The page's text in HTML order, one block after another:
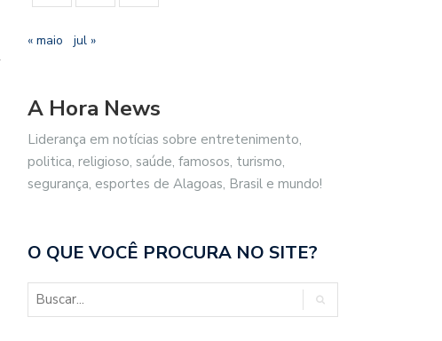
« maio jul »
A Hora News
Liderança em notícias sobre entretenimento,
politica, religioso, saúde, famosos, turismo,
segurança, esportes de Alagoas, Brasil e mundo!
O QUE VOCÊ PROCURA NO SITE?